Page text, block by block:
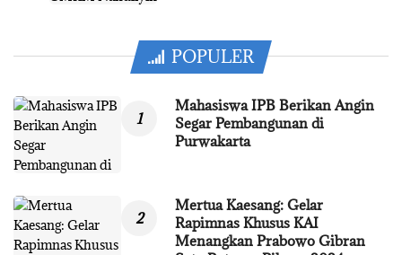
POPULER
Mahasiswa IPB Berikan Angin
Segar Pembangunan di
Purwakarta
Mertua Kaesang: Gelar
Rapimnas Khusus KAI
Menangkan Prabowo Gibran